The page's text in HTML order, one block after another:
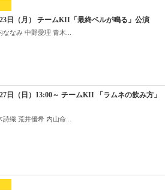
日（月） チームKII「最終ベルが鳴る」公演
なみ 中野愛理 青木...
日（日）13:00～ チームKII 「ラムネの飲み方」
織 荒井優希 内山命...